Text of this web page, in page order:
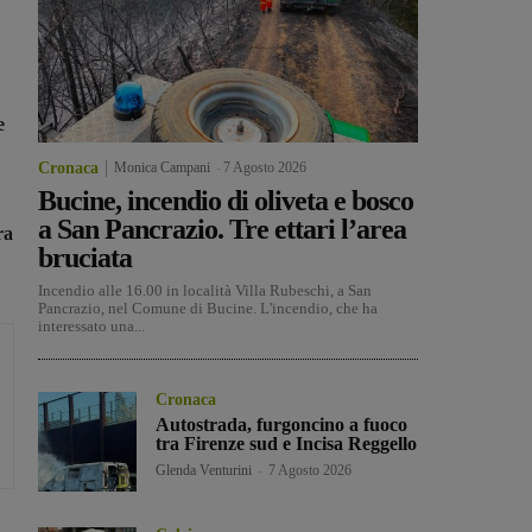
Cronaca Monica Campani 7 Agosto 2026
Bucine, incendio di oliveta e bosco
a San Pancrazio. Tre ettari l’area
bruciata
Incendio alle 16.00 in località Villa Rubeschi, a San
Pancrazio, nel Comune di Bucine. L'incendio, che ha
interessato una...
Cronaca
Autostrada, furgoncino a fuoco
tra Firenze sud e Incisa Reggello
Glenda Venturini 7 Agosto 2026